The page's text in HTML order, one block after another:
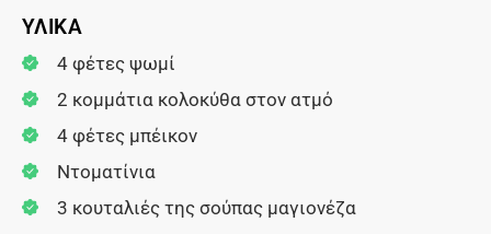
ΥΛΙΚΑ
4 φέτες ψωμί
2 κομμάτια κολοκύθα στον ατμό
4 φέτες μπέικον
Ντοματίνια
3 κουταλιές της σούπας μαγιονέζα